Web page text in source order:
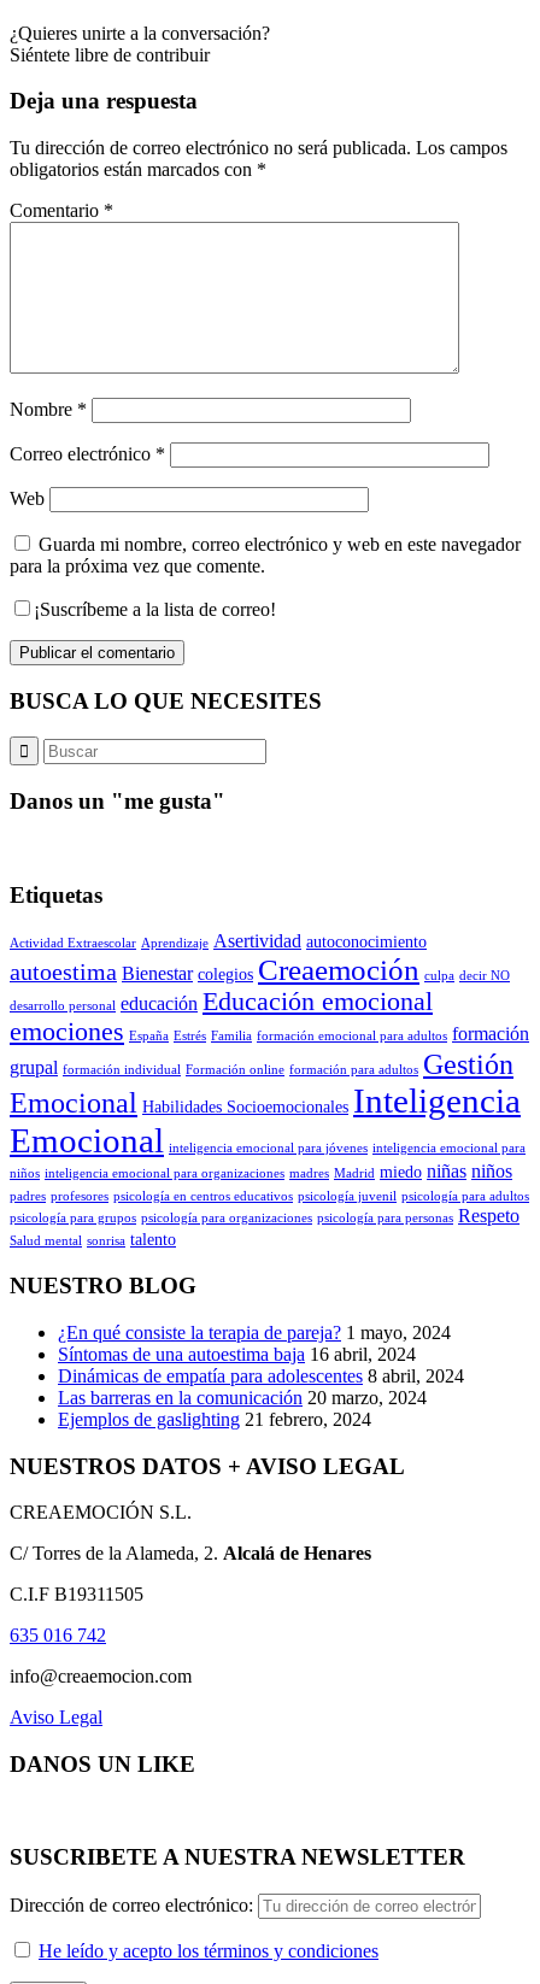
¿Quieres unirte a la conversación?
Siéntete libre de contribuir
Deja una respuesta
Tu dirección de correo electrónico no será publicada. Los campos
obligatorios están marcados con *
Comentario *
Nombre *
Correo electrónico *
Web
Guarda mi nombre, correo electrónico y web en este navegador
para la próxima vez que comente.
¡Suscríbeme a la lista de correo!
BUSCA LO QUE NECESITES
Danos un "me gusta"
Etiquetas
Actividad Extraescolar Aprendizaje Asertividad autoconocimiento
autoestima Bienestar colegios Creaemoción culpa decir NO
desarrollo personal educación Educación emocional
emociones España Estrés Familia formación emocional para adultos formación
grupal formación individual Formación online formación para adultos Gestión
Emocional Habilidades Socioemocionales Inteligencia
Emocional inteligencia emocional para jóvenes inteligencia emocional para
niños inteligencia emocional para organizaciones madres Madrid miedo niñas niños
padres profesores psicología en centros educativos psicología juvenil psicología para adultos
psicología para grupos psicología para organizaciones psicología para personas Respeto
Salud mental sonrisa talento
NUESTRO BLOG
¿En qué consiste la terapia de pareja? 1 mayo, 2024
Síntomas de una autoestima baja 16 abril, 2024
Dinámicas de empatía para adolescentes 8 abril, 2024
Las barreras en la comunicación 20 marzo, 2024
Ejemplos de gaslighting 21 febrero, 2024
NUESTROS DATOS + AVISO LEGAL
CREAEMOCIÓN S.L.
C/ Torres de la Alameda, 2. Alcalá de Henares
C.I.F B19311505
635 016 742
info@creaemocion.com
Aviso Legal
DANOS UN LIKE
SUSCRIBETE A NUESTRA NEWSLETTER
Dirección de correo electrónico:
He leído y acepto los términos y condiciones